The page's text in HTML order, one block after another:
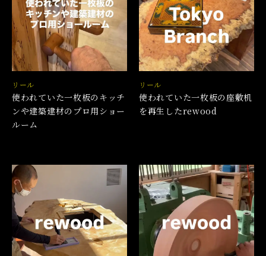
リール
使われていた一枚板のキッチ
ンや建築建材のプロ用ショー
ルーム
リール
使われていた一枚板の座敷机
を再生したrewood